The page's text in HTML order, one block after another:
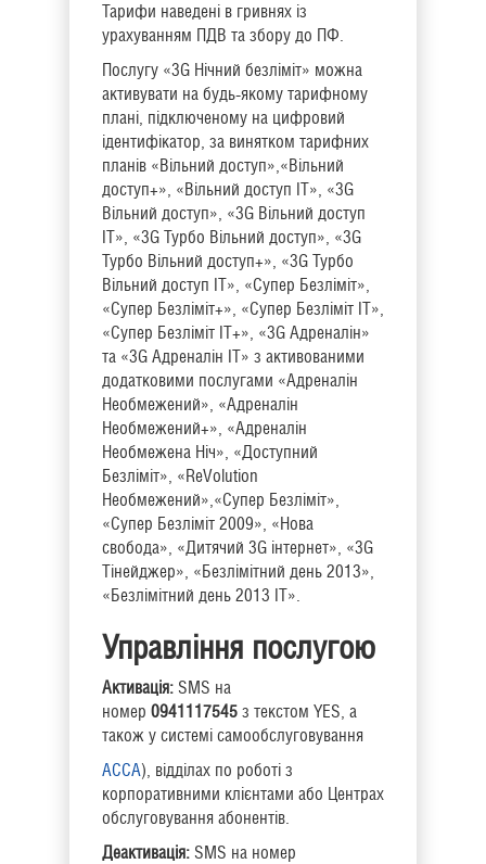
Тарифи наведені в гривнях із
урахуванням ПДВ та збору до ПФ.
Послугу «3G Нічний безліміт» можна
активувати на будь-якому тарифному
плані, підключеному на цифровий
ідентифікатор, за винятком тарифних
планів «Вільний доступ»,«Вільний
доступ+», «Вільний доступ IT», «3G
Вільний доступ», «3G Вільний доступ
IT», «3G Турбо Вільний доступ», «3G
Турбо Вільний доступ+», «3G Турбо
Вільний доступ IT», «Супер Безліміт»,
«Супер Безліміт+», «Супер Безліміт ІТ»,
«Супер Безліміт ІТ+», «3G Адреналін»
та «3G Адреналін ІТ» з активованими
додатковими послугами «Адреналін
Необмежений», «Адреналін
Необмежений+», «Адреналін
Необмежена Ніч», «Доступний
Безліміт», «ReVolution
Необмежений»,«Супер Безліміт»,
«Супер Безліміт 2009», «Нова
свобода», «Дитячий 3G інтернет», «3G
Тінейджер», «Безлімітний день 2013»,
«Безлімітний день 2013 IT».
Управління послугою
Активація: SMS на
номер 0941117545 з текстом YES, а
також у системі самообслуговування
АССА), відділах по роботі з
корпоративними клієнтами або Центрах
обслуговування абонентів.
Деактивація: SMS на номер